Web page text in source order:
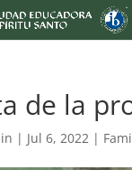
de la
| Jul 6, 2022 |